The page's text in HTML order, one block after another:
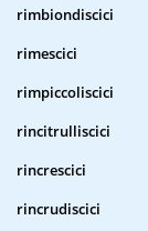
rimbiondiscici
rimescici
rimpiccoliscici
rincitrulliscici
rincrescici
rincrudiscici